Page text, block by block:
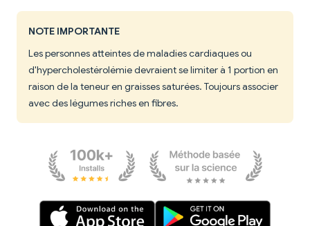
NOTE IMPORTANTE
Les personnes atteintes de maladies cardiaques ou
d'hypercholestérolémie devraient se limiter à 1 portion en
raison de la teneur en graisses saturées. Toujours associer
avec des légumes riches en fibres.